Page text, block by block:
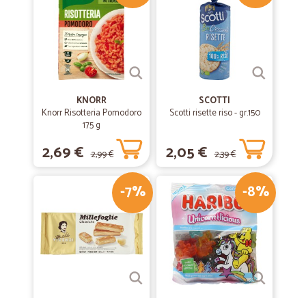
KNORR
Knorr Risotteria Pomodoro
175 g
2,69 € 2,99 €
SCOTTI
Scotti risette riso - gr.150
2,05 € 2,39 €
-7% -8%